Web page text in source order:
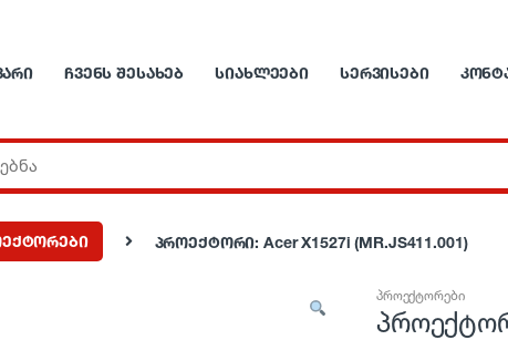
ᲩᲕᲔᲜᲡ ᲨᲔᲡᲐᲮᲔᲑ ᲡᲘᲐᲮᲚᲔᲔᲑᲘ ᲡᲔᲠᲕᲘᲡᲔᲑᲘ
პროექტორი: Acer X1527i (MR.JS411.001)
პროექტორები